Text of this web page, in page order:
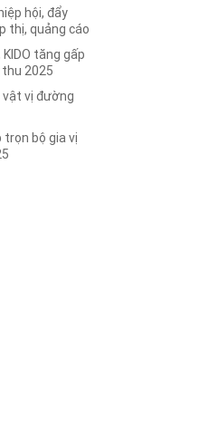
hội, đẩy
thị, quảng cáo
tăng gấp
2025
vị đường
trọn bộ gia vị